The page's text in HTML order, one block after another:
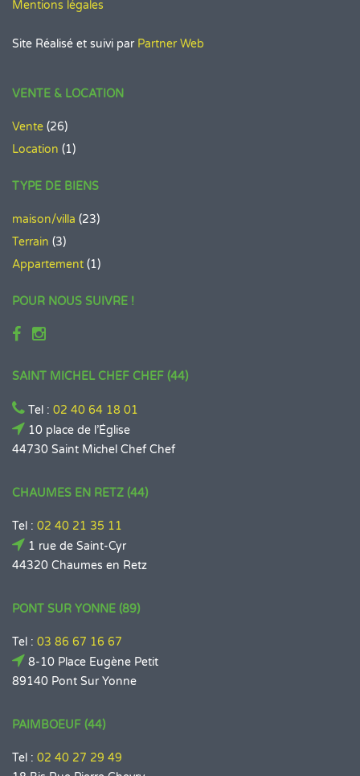
Mentions légales
Site Réalisé et suivi par Partner Web
VENTE & LOCATION
Vente (26)
Location (1)
TYPE DE BIENS
maison/villa (23)
Terrain (3)
Appartement (1)
POUR NOUS SUIVRE !
SAINT MICHEL CHEF CHEF (44)
Tel : 02 40 64 18 01
10 place de l’Église
44730 Saint Michel Chef Chef
CHAUMES EN RETZ (44)
Tel : 02 40 21 35 11
1 rue de Saint-Cyr
44320 Chaumes en Retz
PONT SUR YONNE (89)
Tel : 03 86 67 16 67
8-10 Place Eugène Petit
89140 Pont Sur Yonne
PAIMBOEUF (44)
Tel : 02 40 27 29 49